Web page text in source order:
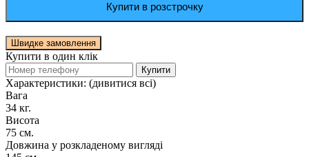
Купити в розстрочку
Швидке замовлення
Купити в один клік
Купити
Характеристики: (дивитися всі)
Вага
34 кг.
Висота
75 см.
Довжина у розкладеному вигляді